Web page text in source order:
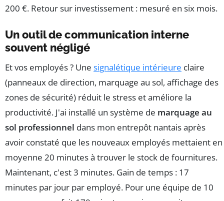
200 €. Retour sur investissement : mesuré en six mois.
Un outil de communication interne
souvent négligé
Et vos employés ? Une signalétique intérieure claire
(panneaux de direction, marquage au sol, affichage des
zones de sécurité) réduit le stress et améliore la
productivité. J'ai installé un système de marquage au
sol professionnel dans mon entrepôt nantais après
avoir constaté que les nouveaux employés mettaient en
moyenne 20 minutes à trouver le stock de fournitures.
Maintenant, c'est 3 minutes. Gain de temps : 17
minutes par jour par employé. Pour une équipe de 10